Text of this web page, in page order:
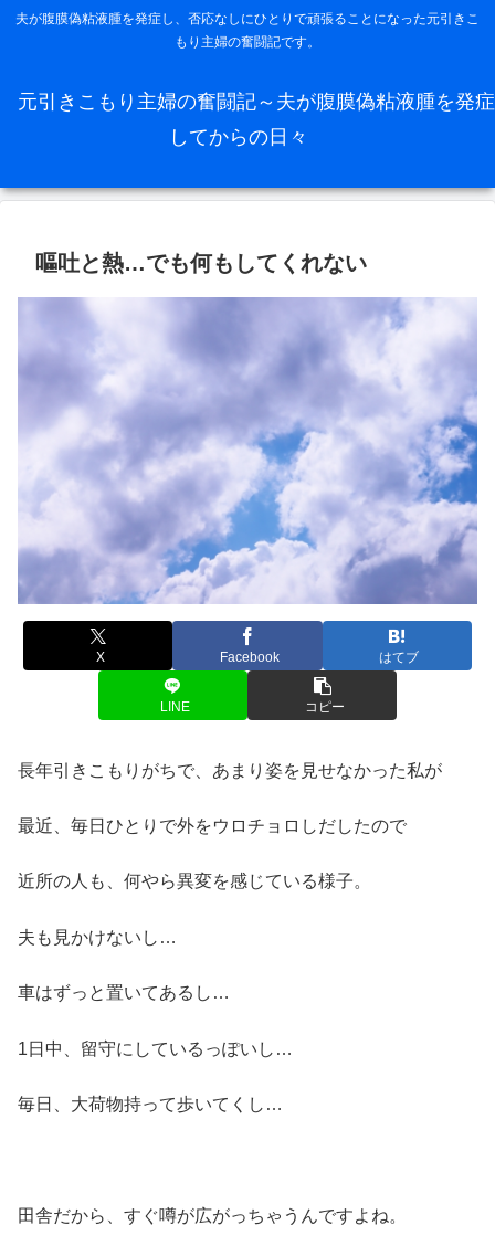
夫が腹膜偽粘液腫を発症し、否応なしにひとりで頑張ることになった元引きこ
もり主婦の奮闘記です。
元引きこもり主婦の奮闘記～夫が腹膜偽粘液腫を発症
してからの日々
嘔吐と熱…でも何もしてくれない
X Facebook はてブ
LINE コピー
長年引きこもりがちで、あまり姿を見せなかった私が
最近、毎日ひとりで外をウロチョロしだしたので
近所の人も、何やら異変を感じている様子。
夫も見かけないし…
車はずっと置いてあるし…
1日中、留守にしているっぽいし…
毎日、大荷物持って歩いてくし…
田舎だから、すぐ噂が広がっちゃうんですよね。